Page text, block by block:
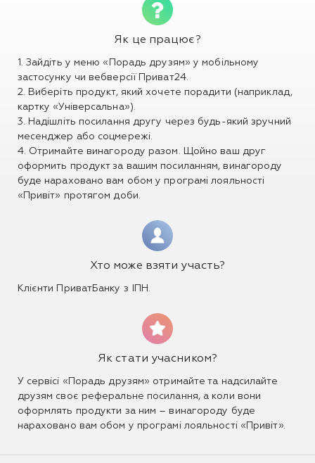
Як це працює?
1. Зайдіть у меню «Порадь друзям» у мобільному
застосунку чи вебверсії Приват24.
2. Виберіть продукт, який хочете порадити (наприклад,
картку «Універсальна»).
3. Надішліть посилання другу через будь-який зручний
месенджер або соцмережі.
4. Отримайте винагороду разом. Щойно ваш друг
оформить продукт за вашим посиланням, винагороду
буде нараховано вам обом у програмі лояльності
«Привіт» протягом доби.
Хто може взяти участь?
Клієнти ПриватБанку з ІПН.
Як стати учасником?
У сервісі «Порадь друзям» отримайте та надсилайте
друзям своє реферальне посилання, а коли вони
оформлять продукти за ним – винагороду буде
нараховано вам обом у програмі лояльності «Привіт».